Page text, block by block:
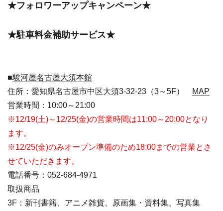
★フォロワーアップキャンペーン★
★駐車料金補助サービス★
■駿河屋名古屋大須本館
住所：愛知県名古屋市中区大須3-32-23（3～5F）
MAP
営業時間：10:00～21:00
※12/19(土)～12/25(金)の営業時間は11:00～20:00となり
ます。
※12/25(金)のみオープン準備のため18:00までの営業とさ
せていただきます。
電話番号：052-684-4971
取扱商品
3F：新刊書籍、アニメ雑貨、原画集・資料集、写真集